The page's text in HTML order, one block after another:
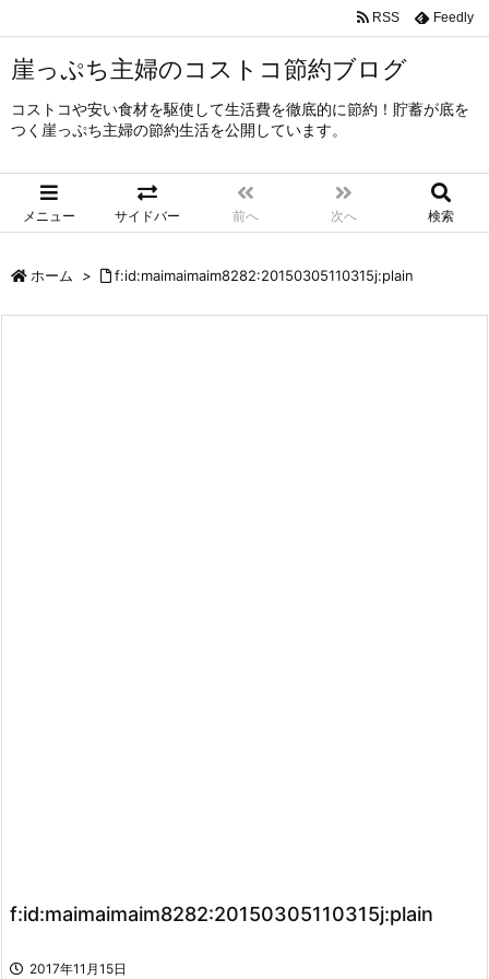
崖っぷち主婦のコストコ節約ブログ
コストコや安い食材を駆使して生活費を徹底的に節約！貯蓄が底を
つく崖っぷち主婦の節約生活を公開しています。
メニュー サイドバー 前へ 次へ 検索
RSS Feedly
ホーム > f:id:maimaimaim8282:20150305110315j:plain
f:id:maimaimaim8282:20150305110315j:plain
2017年11月15日